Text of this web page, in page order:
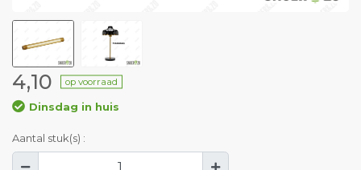
4,10 op voorraad
Dinsdag in huis
Aantal stuk(s) :